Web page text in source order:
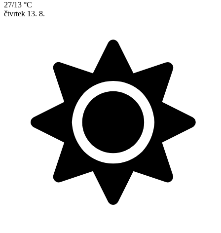
27/13 °C
čtvrtek 13. 8.